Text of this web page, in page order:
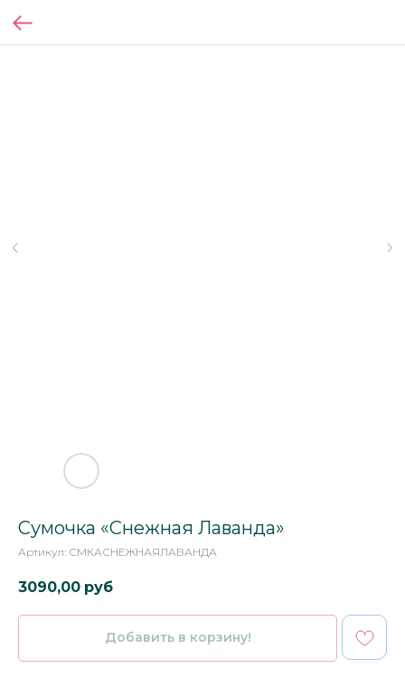
Сумочка «Снежная Лаванда»
Артикул: СМКАСНЕЖНАЯЛАВАНДА
3090,00 руб
Добавить в корзину!